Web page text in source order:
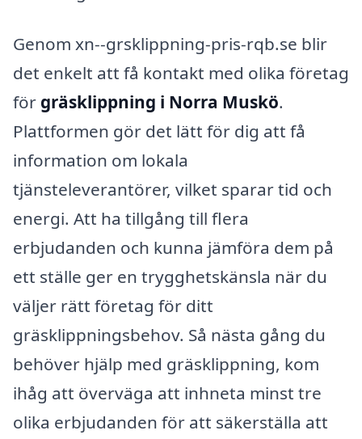
Genom xn--grsklippning-pris-rqb.se blir
det enkelt att få kontakt med olika företag
för gräsklippning i Norra Muskö.
Plattformen gör det lätt för dig att få
information om lokala
tjänsteleverantörer, vilket sparar tid och
energi. Att ha tillgång till flera
erbjudanden och kunna jämföra dem på
ett ställe ger en trygghetskänsla när du
väljer rätt företag för ditt
gräsklippningsbehov. Så nästa gång du
behöver hjälp med gräsklippning, kom
ihåg att överväga att inhneta minst tre
olika erbjudanden för att säkerställa att